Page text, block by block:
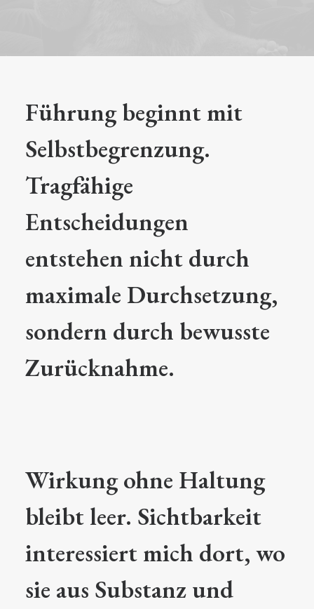
Führung beginnt mit
Selbstbegrenzung.
Tragfähige
Entscheidungen
entstehen nicht durch
maximale Durchsetzung,
sondern durch bewusste
Zurücknahme.
Wirkung ohne Haltung
bleibt leer. Sichtbarkeit
interessiert mich dort, wo
sie aus Substanz und